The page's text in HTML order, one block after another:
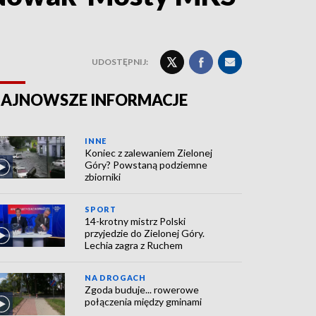
UDOSTĘPNIJ:
INFORMACJE
INNE
Koniec z zalewaniem Zielonej
Góry? Powstaną podziemne
zbiorniki
SPORT
14-krotny mistrz Polski
przyjedzie do Zielonej Góry.
Lechia zagra z Ruchem
NA DROGACH
Zgoda buduje... rowerowe
połączenia między gminami